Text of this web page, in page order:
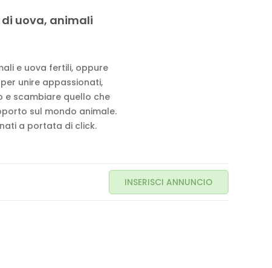
uova, animali
e uova fertili, oppure
unire appassionati,
e scambiare quello che
sul mondo animale.
a portata di click.
INSERISCI ANNUNCIO